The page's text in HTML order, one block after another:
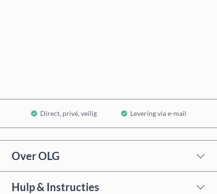
Direct, privé, veilig Levering via e-mail
Over OLG
Hulp & Instructies